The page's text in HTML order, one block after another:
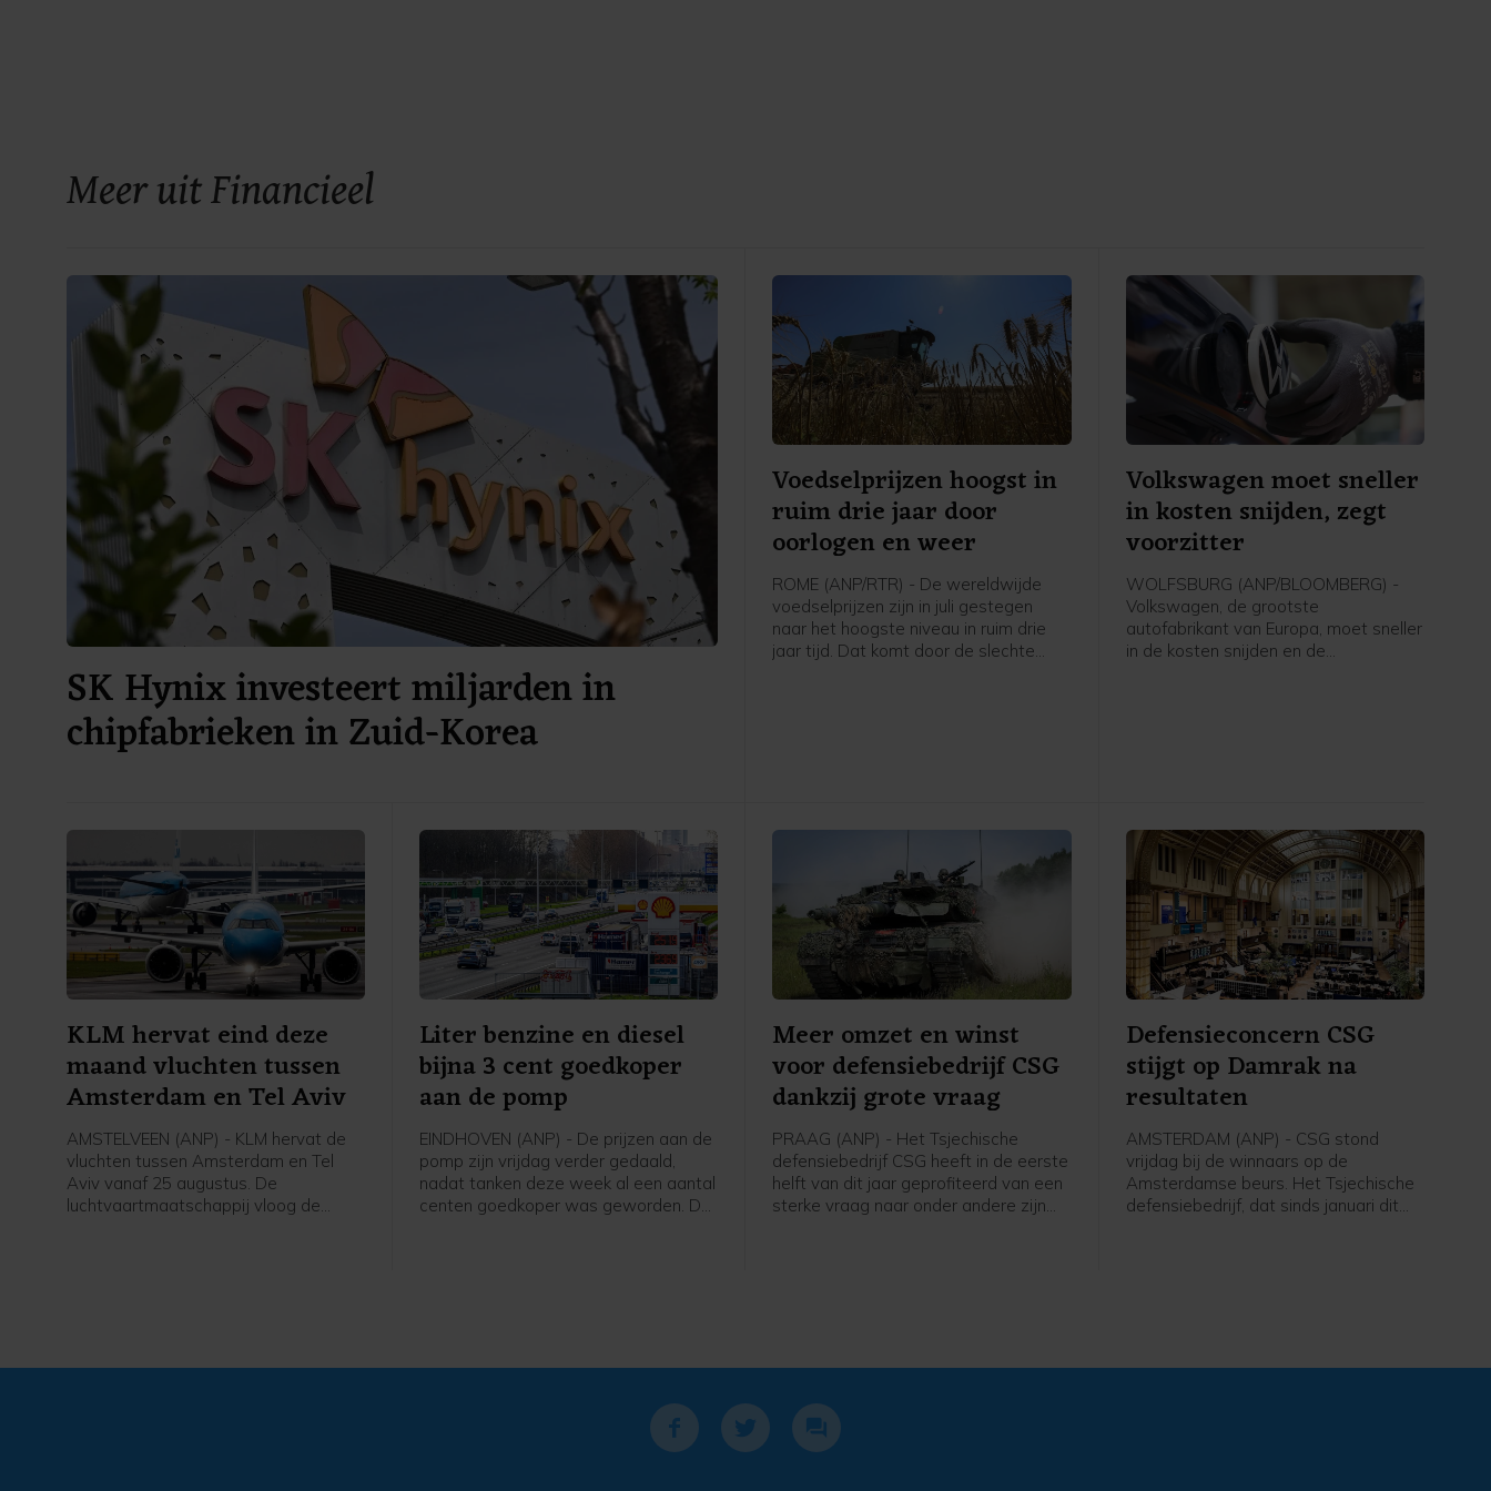
Meer uit Financieel
SK Hynix investeert miljarden in
chipfabrieken in Zuid-Korea
Voedselprijzen hoogst in
ruim drie jaar door
oorlogen en weer
ROME (ANP/RTR) - De wereldwijde
voedselprijzen zijn in juli gestegen
naar het hoogste niveau in ruim drie
jaar tijd. Dat komt door de slechte
Volkswagen moet sneller
in kosten snijden, zegt
voorzitter
WOLFSBURG (ANP/BLOOMBERG) -
Volkswagen, de grootste
autofabrikant van Europa, moet sneller
in de kosten snijden en de
KLM hervat eind deze
maand vluchten tussen
Amsterdam en Tel Aviv
AMSTELVEEN (ANP) - KLM hervat de
vluchten tussen Amsterdam en Tel
Aviv vanaf 25 augustus. De
luchtvaartmaatschappij vloog de
Liter benzine en diesel
bijna 3 cent goedkoper
aan de pomp
EINDHOVEN (ANP) - De prijzen aan de
pomp zijn vrijdag verder gedaald,
nadat tanken deze week al een aantal
centen goedkoper was geworden. De
Meer omzet en winst
voor defensiebedrijf CSG
dankzij grote vraag
PRAAG (ANP) - Het Tsjechische
defensiebedrijf CSG heeft in de eerste
helft van dit jaar geprofiteerd van een
sterke vraag naar onder andere zijn
Defensieconcern CSG
stijgt op Damrak na
resultaten
AMSTERDAM (ANP) - CSG stond
vrijdag bij de winnaars op de
Amsterdamse beurs. Het Tsjechische
defensiebedrijf, dat sinds januari dit